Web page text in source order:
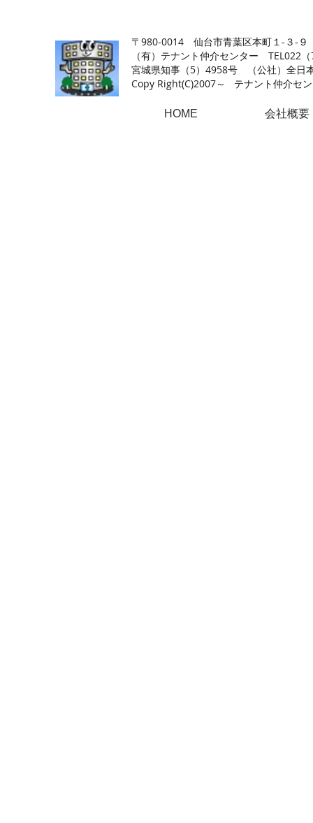
〒980-0014 仙台市青葉区本町１-３-９
（有）テナント仲介センター TEL022
宮城県知事（5）4958号 （公社）全日
Copy Right(C)2007～ テナント仲介セ
HOME 会社概要